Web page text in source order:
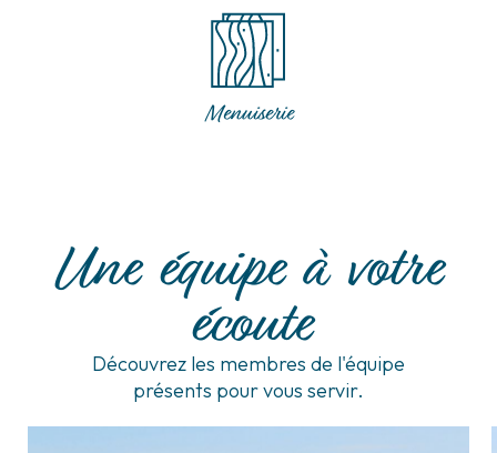
Menuiserie
Une équipe à votre
écoute
Découvrez les membres de l'équipe
présents pour vous servir.